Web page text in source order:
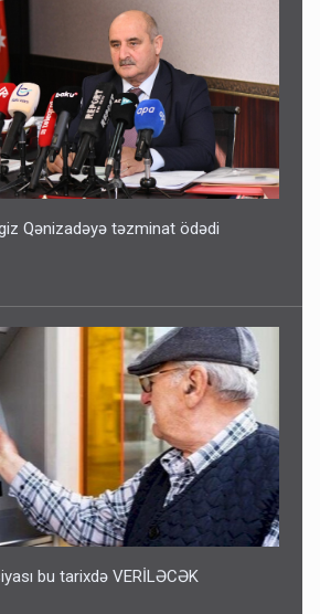
Qənizadəyə təzminat ödədi
bu tarixdə VERİLƏCƏK